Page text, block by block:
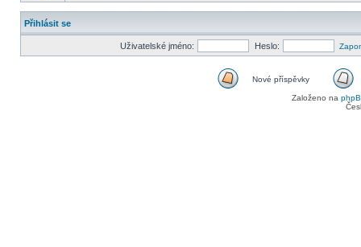
Přihlásit se
Uživatelské jméno: Heslo:
Nové příspěvky
Založeno na